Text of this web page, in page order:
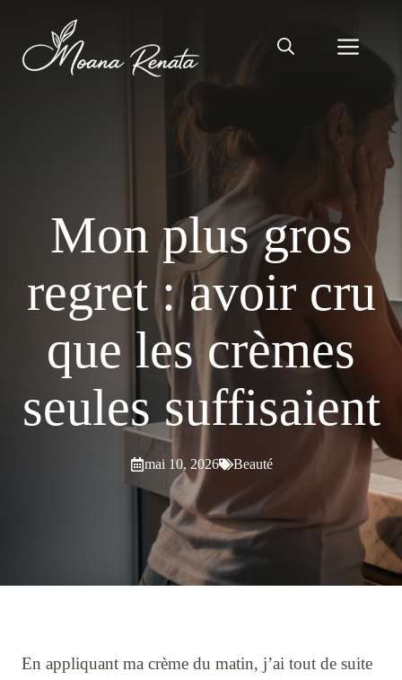
contenu
Mon plus gros
regret : avoir cru
que les crèmes
seules suffisaient
mai 10, 2026 Beauté
En appliquant ma crème du matin, j’ai tout de suite